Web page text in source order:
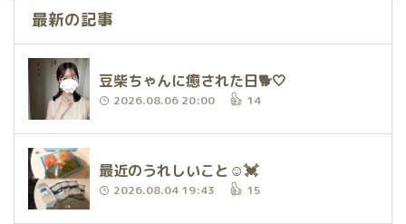
最新の記事
豆柴ちゃんに癒された日🐕🤍
2026.08.06 20:00 14
最近のうれしいこと☺️💓
2026.08.04 19:43 15